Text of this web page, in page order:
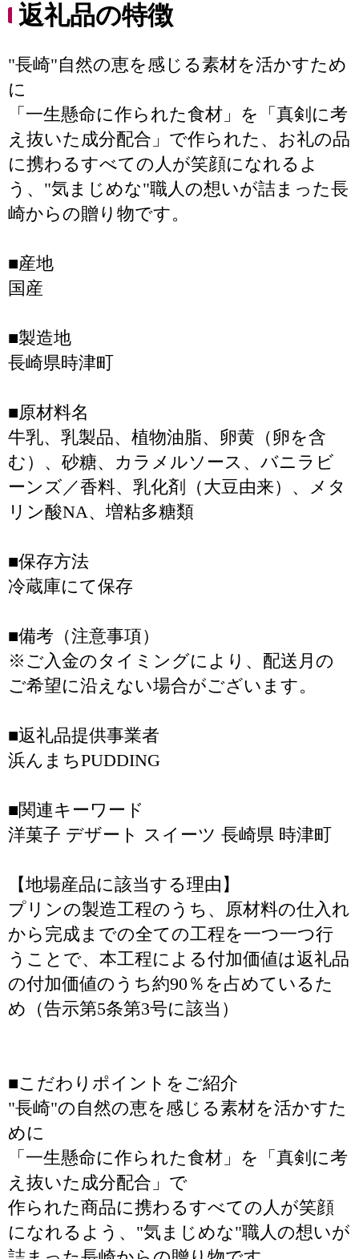
返礼品の特徴
"長崎"自然の恵を感じる素材を活かすため
に
「一生懸命に作られた食材」を「真剣に考
え抜いた成分配合」で作られた、お礼の品
に携わるすべての人が笑顔になれるよ
う、"気まじめな"職人の想いが詰まった長
崎からの贈り物です。
■産地
国産
■製造地
長崎県時津町
■原材料名
牛乳、乳製品、植物油脂、卵黄（卵を含
む）、砂糖、カラメルソース、バニラビ
ーンズ／香料、乳化剤（大豆由来）、メタ
リン酸NA、増粘多糖類
■保存方法
冷蔵庫にて保存
■備考（注意事項）
※ご入金のタイミングにより、配送月の
ご希望に沿えない場合がございます。
■返礼品提供事業者
浜んまちPUDDING
■関連キーワード
洋菓子 デザート スイーツ 長崎県 時津町
【地場産品に該当する理由】
プリンの製造工程のうち、原材料の仕入れ
から完成までの全ての工程を一つ一つ行
うことで、本工程による付加価値は返礼品
の付加価値のうち約90％を占めているた
め（告示第5条第3号に該当）
■こだわりポイントをご紹介
"長崎"の自然の恵を感じる素材を活かすた
めに
「一生懸命に作られた食材」を「真剣に考
え抜いた成分配合」で
作られた商品に携わるすべての人が笑顔
になれるよう、"気まじめな"職人の想いが